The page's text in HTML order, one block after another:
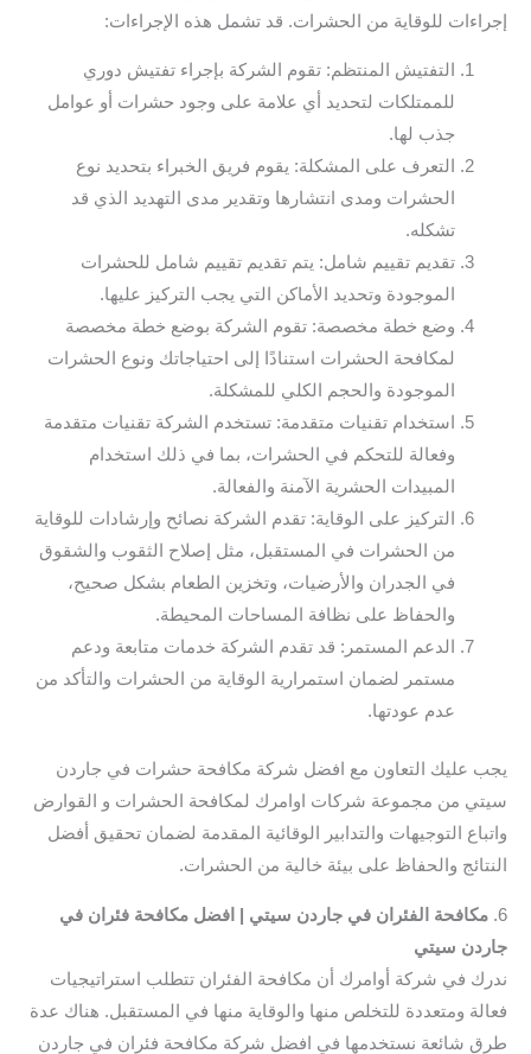
إجراءات للوقاية من الحشرات. قد تشمل هذه الإجراءات:
التفتيش المنتظم: تقوم الشركة بإجراء تفتيش دوري
للممتلكات لتحديد أي علامة على وجود حشرات أو عوامل
جذب لها.
التعرف على المشكلة: يقوم فريق الخبراء بتحديد نوع
الحشرات ومدى انتشارها وتقدير مدى التهديد الذي قد
تشكله.
تقديم تقييم شامل: يتم تقديم تقييم شامل للحشرات
الموجودة وتحديد الأماكن التي يجب التركيز عليها.
وضع خطة مخصصة: تقوم الشركة بوضع خطة مخصصة
لمكافحة الحشرات استنادًا إلى احتياجاتك ونوع الحشرات
الموجودة والحجم الكلي للمشكلة.
استخدام تقنيات متقدمة: تستخدم الشركة تقنيات متقدمة
وفعالة للتحكم في الحشرات، بما في ذلك استخدام
المبيدات الحشرية الآمنة والفعالة.
التركيز على الوقاية: تقدم الشركة نصائح وإرشادات للوقاية
من الحشرات في المستقبل، مثل إصلاح الثقوب والشقوق
في الجدران والأرضيات، وتخزين الطعام بشكل صحيح،
والحفاظ على نظافة المساحات المحيطة.
الدعم المستمر: قد تقدم الشركة خدمات متابعة ودعم
مستمر لضمان استمرارية الوقاية من الحشرات والتأكد من
عدم عودتها.
يجب عليك التعاون مع افضل شركة مكافحة حشرات في جاردن
سيتي من مجموعة شركات اوامرك لمكافحة الحشرات و القوارض
واتباع التوجيهات والتدابير الوقائية المقدمة لضمان تحقيق أفضل
النتائج والحفاظ على بيئة خالية من الحشرات.
6. مكافحة الفئران في جاردن سيتي | افضل مكافحة فئران في
جاردن سيتي
ندرك في شركة أوامرك أن مكافحة الفئران تتطلب استراتيجيات
فعالة ومتعددة للتخلص منها والوقاية منها في المستقبل. هناك عدة
طرق شائعة نستخدمها في افضل شركة مكافحة فئران في جاردن